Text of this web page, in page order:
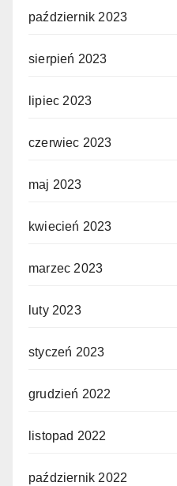
październik 2023
sierpień 2023
lipiec 2023
czerwiec 2023
maj 2023
kwiecień 2023
marzec 2023
luty 2023
styczeń 2023
grudzień 2022
listopad 2022
październik 2022